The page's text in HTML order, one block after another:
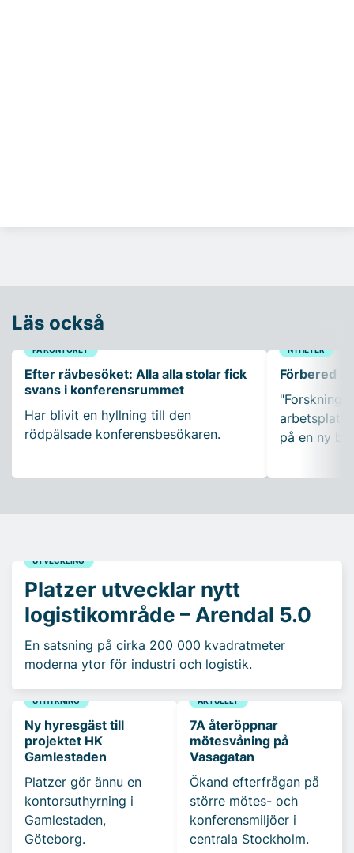
Läs också
PÅ KONTORET
Efter rävbesöket: Alla alla stolar fick
svans i konferensrummet
Har blivit en hyllning till den
rödpälsade konferensbesökaren.
NYHETER
Förbered
"Forskning
på en ny
UTVECKLING
Platzer utvecklar nytt
logistikområde – Arendal 5.0
En satsning på cirka 200 000 kvadratmeter
moderna ytor för industri och logistik.
UTHYRNING
Ny hyresgäst till
projektet HK
Gamlestaden
Platzer gör ännu en
kontorsuthyrning i
Gamlestaden,
Göteborg.
AKTUELLT
7A återöppnar
mötesvåning på
Vasagatan
Ökand efterfrågan på
större mötes- och
konferensmiljöer i
centrala Stockholm.